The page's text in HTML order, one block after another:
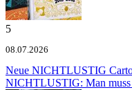
5
08.07.2026
Neue NICHTLUSTIG
NICHTLUSTIG: Man muss